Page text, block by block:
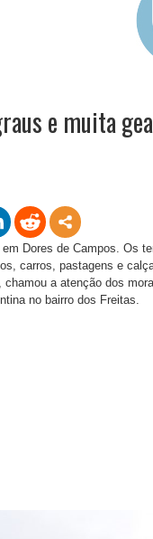
e muita
Dores de Campos. Os
carros, pastagens e
a atenção dos
no bairro dos Freitas.